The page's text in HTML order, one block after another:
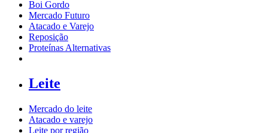
Boi Gordo
Mercado Futuro
Atacado e Varejo
Reposição
Proteínas Alternativas
Leite
Mercado do leite
Atacado e varejo
Leite por região